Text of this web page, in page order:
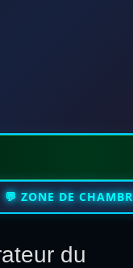
💬 ZONE DE
du